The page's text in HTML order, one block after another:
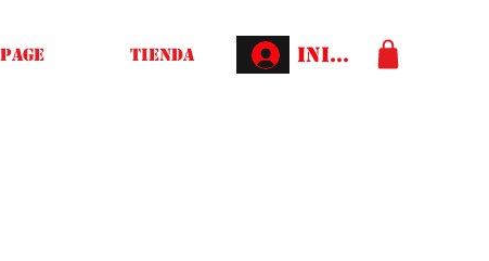
Tienda Iniciar sesión